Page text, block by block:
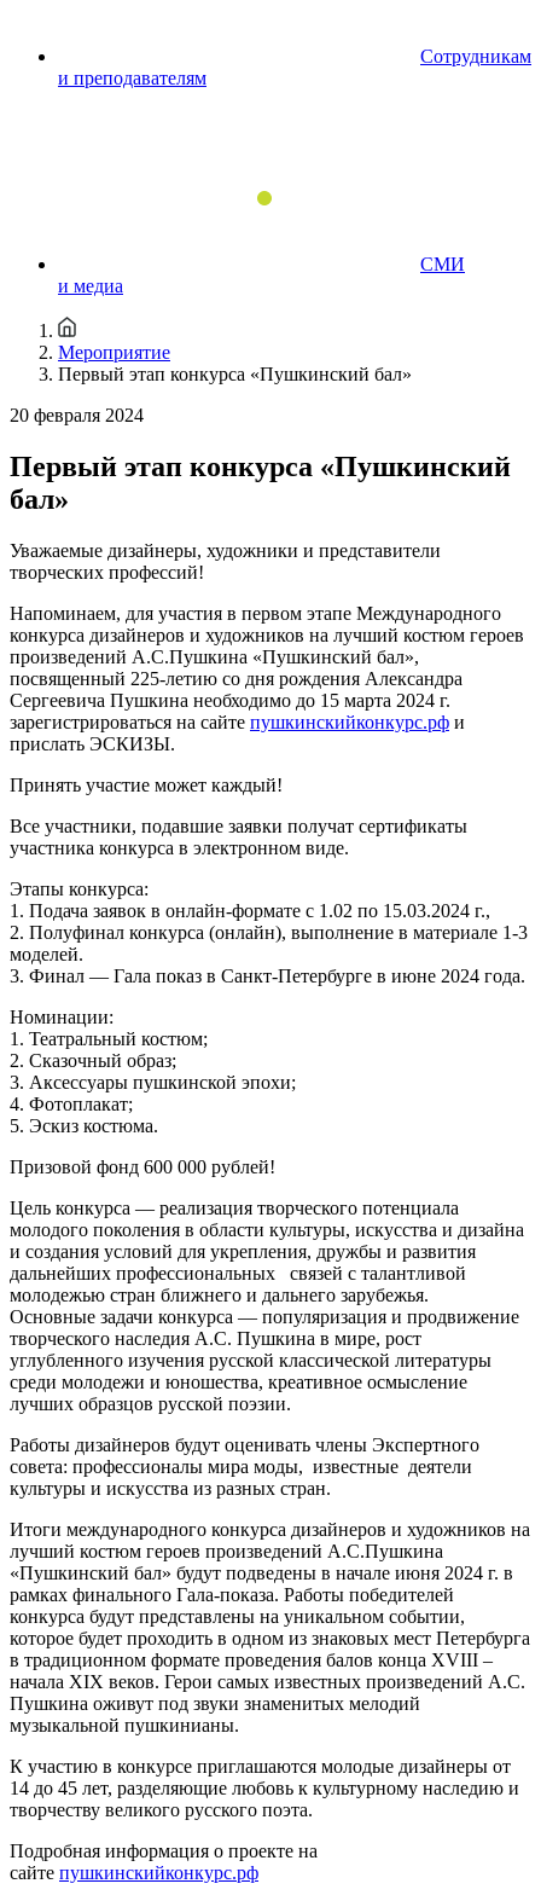
Сотрудникам
и преподавателям
СМИ
и медиа
Мероприятие
Первый этап конкурса «Пушкинский бал»
20 февраля 2024
Первый этап конкурса «Пушкинский
бал»
Уважаемые дизайнеры, художники и представители
творческих профессий!
Напоминаем, для участия в первом этапе Международного
конкурса дизайнеров и художников на лучший костюм героев
произведений А.С.Пушкина «Пушкинский бал»,
посвященный​ 225-летию со дня рождения Александра
Сергеевича Пушкина необходимо до 15 марта 2024 г.
зарегистрироваться на сайте пушкинскийконкурс.рф и
прислать ЭСКИЗЫ.
Принять участие может каждый!
Все участники, подавшие заявки получат сертификаты
участника конкурса в электронном виде.
Этапы конкурса:
1. Подача заявок в онлайн-формате с 1.02 по 15.03.2024 г.,
2. Полуфинал конкурса (онлайн), выполнение в материале 1-3
моделей.
3. Финал — Гала показ в Санкт-Петербурге в июне 2024 года.
Номинации:
1. Театральный костюм;
2. Сказочный образ;
3. Аксессуары пушкинской эпохи;
4. Фотоплакат;
5. Эскиз костюма.
Призовой фонд 600 000 рублей!
Цель конкурса​ —​ реализация​ творческого потенциала​
молодого поколения в области культуры, искусства и дизайна​
и​ создания условий для укрепления, дружбы и развития
дальнейших профессиональных ​ ​ связей с​ талантливой​
молодежью стран ближнего и дальнего зарубежья.
Основные задачи конкурса — популяризация и продвижение
творческого наследия А.С. Пушкина в мире, рост
углубленного изучения русской классической литературы
среди молодежи и юношества, креативное осмысление
лучших образцов русской поэзии.
Работы дизайнеров будут оценивать члены​ Экспертного
совета:​ профессионалы мира моды, известные ​ деятели
культуры и искусства из разных стран.
Итоги​ международного​ конкурса дизайнеров и художников на
лучший костюм героев произведений А.С.Пушкина
«Пушкинский бал» будут подведены​ в​ начале​ июня​ 2024 г.​ в​
рамках финального​ Гала-показа. Работы победителей
конкурса​ будут представлены на​ уникальном​ событии​,​
которое будет проходить в одном из знаковых мест Петербурга
в традиционном формате проведения балов конца​ XVIII​ –
начала​ XIX​ веков.​​ ​Герои самых известных произведений А.С.
Пушкина оживут под звуки знаменитых мелодий
музыкальной пушкинианы.
К участию в конкурсе приглашаются молодые​ дизайнеры​ от
14 до 45 лет, разделяющие любовь к культурному наследию и
творчеству​ великого русского поэта.
Подробная информация о проекте на
сайте пушкинскийконкурс.рф